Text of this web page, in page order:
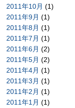
2011年10月 (1)
2011年9月 (1)
2011年8月 (1)
2011年7月 (1)
2011年6月 (2)
2011年5月 (2)
2011年4月 (1)
2011年3月 (1)
2011年2月 (1)
2011年1月 (1)